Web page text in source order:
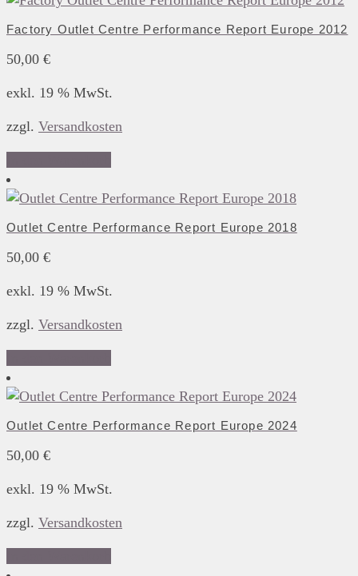
Factory Outlet Centre Performance Report Europe 2012
50,00 €
exkl. 19 % MwSt.
zzgl. Versandkosten
Outlet Centre Performance Report Europe 2018
50,00 €
exkl. 19 % MwSt.
zzgl. Versandkosten
Outlet Centre Performance Report Europe 2024
50,00 €
exkl. 19 % MwSt.
zzgl. Versandkosten